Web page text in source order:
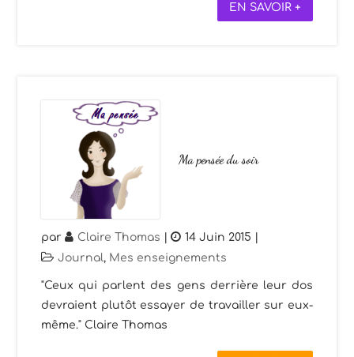
EN SAVOIR +
Ma pensée du soir
par Claire Thomas | 14 Juin 2015 |
Journal, Mes enseignements
"Ceux qui parlent des gens derrière leur dos
devraient plutôt essayer de travailler sur eux-
même." Claire Thomas